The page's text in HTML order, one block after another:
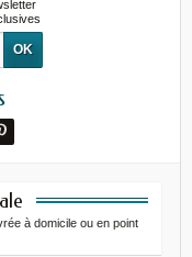
à domicile ou en point